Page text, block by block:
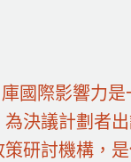
國際影響力是
決議計劃者
研討機構，